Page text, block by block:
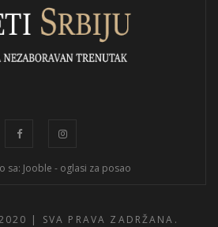
sa: Jooble - oglasi za posao
| SVA PRAVA ZADRŽANA.